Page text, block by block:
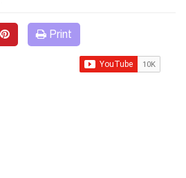
Print